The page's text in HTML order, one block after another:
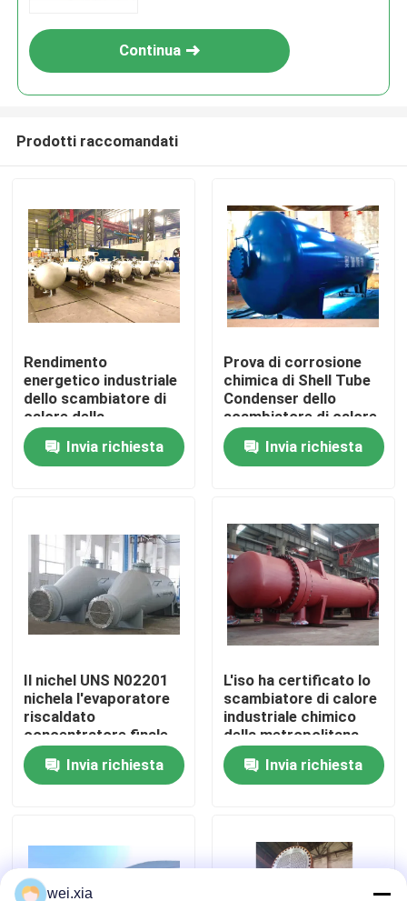
Casa.
Prodotti
Su di noi
Visita alla fabbrica
Contattaci
Notizie
Autoclave di AAC
Continua
Prodotti raccomandati
Rendimento
energetico industriale
dello scambiatore di
calore della
metropolitana di
acciaio inossidabile di
Stordworks
Invia richiesta
Prova di corrosione
chimica di Shell Tube
Condenser dello
scambiatore di calore
di ASME ss
Invia richiesta
Il nichel UNS N02201
nichela l'evaporatore
riscaldato
concentratore finale
chimico dello
scambiatore di calore
201
Invia richiesta
L'iso ha certificato lo
scambiatore di calore
industriale chimico
della metropolitana
alettata non che
arrugginisceInvia richiesta
wei.xia